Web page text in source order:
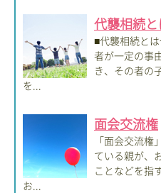
代襲相続と
■代襲相続と
者が一定の事
き、その者の
を...
面会交流権
「面会交流
ている親が、
ことなどを指
お...